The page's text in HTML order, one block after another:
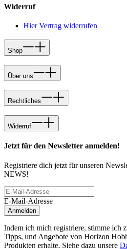
Widerruf
Hier Vertrag widerrufen
Shop
Über uns
Rechtliches
Widerruf
Jetzt für den Newsletter anmelden!
Registriere dich jetzt für unseren
NEWS!
E-Mail-Adresse
Anmelden
Indem ich mich registriere, stimme ich
Tipps, und Angebote von Horizon
Produkten erhalte. Siehe dazu unsere